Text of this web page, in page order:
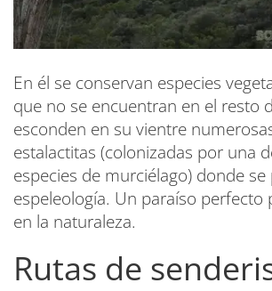
En él se conservan especies
que no se encuentran en el resto
esconden en su vientre
estalactitas (colonizadas por una
especies de murciélago) donde se
espeleología. Un paraíso perfecto
en la naturaleza.
Rutas de